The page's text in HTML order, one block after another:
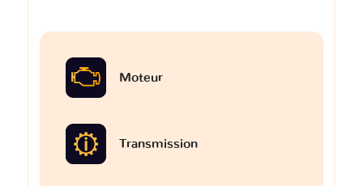
Moteur
Transmission